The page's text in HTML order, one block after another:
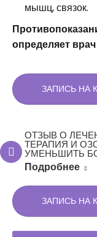
мышц, связок.
определяет
ЗАПИСЬ НА
ОТЗЫВ О
ТЕРАПИЯ И
УМЕНЬШИТЬ
Подробнее
ЗАПИСЬ НА